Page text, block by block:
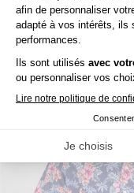
Nos clients aiment